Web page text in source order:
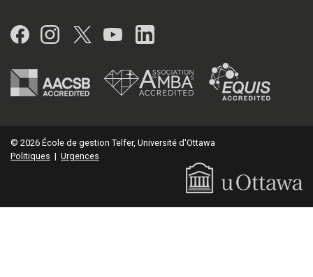
Facebook
Instagram
Twitter
YouTubeLinkedIn
© 2026 École de gestion Telfer, Université d'Ottawa
Politiques | Urgences